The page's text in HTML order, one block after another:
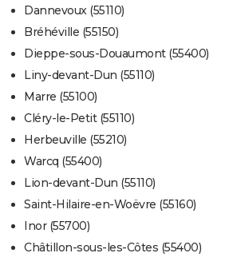
Dannevoux (55110)
Bréhéville (55150)
Dieppe-sous-Douaumont (55400)
Liny-devant-Dun (55110)
Marre (55100)
Cléry-le-Petit (55110)
Herbeuville (55210)
Warcq (55400)
Lion-devant-Dun (55110)
Saint-Hilaire-en-Woëvre (55160)
Inor (55700)
Châtillon-sous-les-Côtes (55400)